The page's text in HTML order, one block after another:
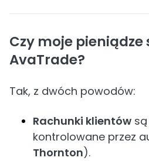
Czy moje pieniądze
AvaTrade?
Tak, z dwóch powodów:
Rachunki klientów
kontrolowane przez
Thornton).